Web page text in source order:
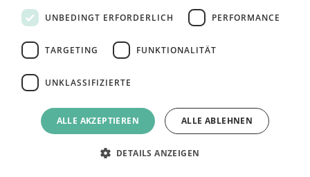
DUSCHSET OHNE AUSLAUF MIT THERMOSTAT REA
LUNGO WHITE
SLOVAK
UNBEDINGT ERFORDERLICH PERFORMANCE
TARGETING FUNKTIONALITÄT
UNKLASSIFIZIERTE
ALLE AKZEPTIEREN ALLE ABLEHNEN
DETAILS ANZEIGEN